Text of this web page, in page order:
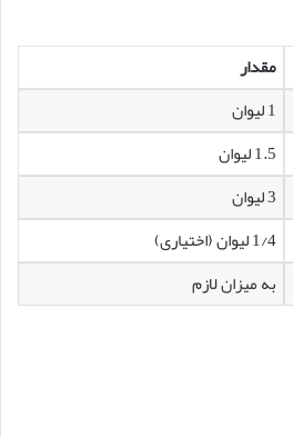
مقدار
1 لیوان
1.5 لیوان
3 لیوان
1/4 لیوان (اختیاری)
به میزان لازم